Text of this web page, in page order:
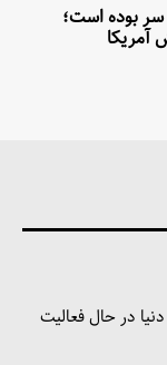
سر بوده است؛
آمریکا
در حال فعالیت